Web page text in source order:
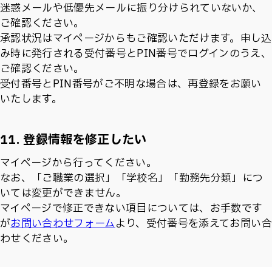
迷惑メールや低優先メールに振り分けられていないか、
ご確認ください。
承認状況はマイページからもご確認いただけます。申し込
み時に発行される受付番号とPIN番号でログインのうえ、
ご確認ください。
受付番号とPIN番号がご不明な場合は、再登録をお願い
いたします。
11. 登録情報を修正したい
マイページから行ってください。
なお、「ご職業の選択」「学校名」「勤務先分類」につ
いては変更ができません。
マイページで修正できない項目については、お手数です
がお問い合わせフォームより、受付番号を添えてお問い合
わせください。